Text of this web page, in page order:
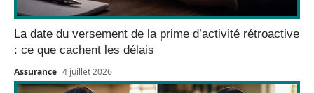
La date du versement de la prime d’activité rétroactive
: ce que cachent les délais
Assurance 4 juillet 2026